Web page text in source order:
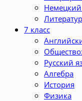
7 класс
Русский
Алгебра
История
Физика